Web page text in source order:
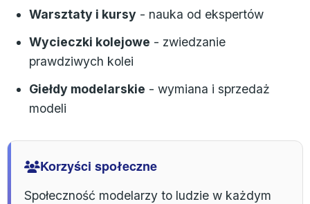
Warsztaty i kursy - nauka od ekspertów
Wycieczki kolejowe - zwiedzanie
prawdziwych kolei
Giełdy modelarskie - wymiana i sprzedaż
modeli
Korzyści społeczne
Społeczność modelarzy to ludzie w każdym